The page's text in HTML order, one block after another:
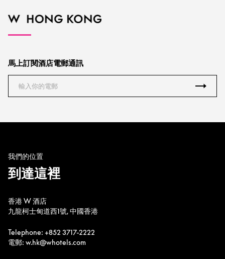
馬上訂閱酒店電郵通訊
我們的位置
到達這裡
香港 W 酒店
九龍柯士甸道西1號, 中國香港
Telephone: +852 3717-2222
電郵: w.hk@whotels.com